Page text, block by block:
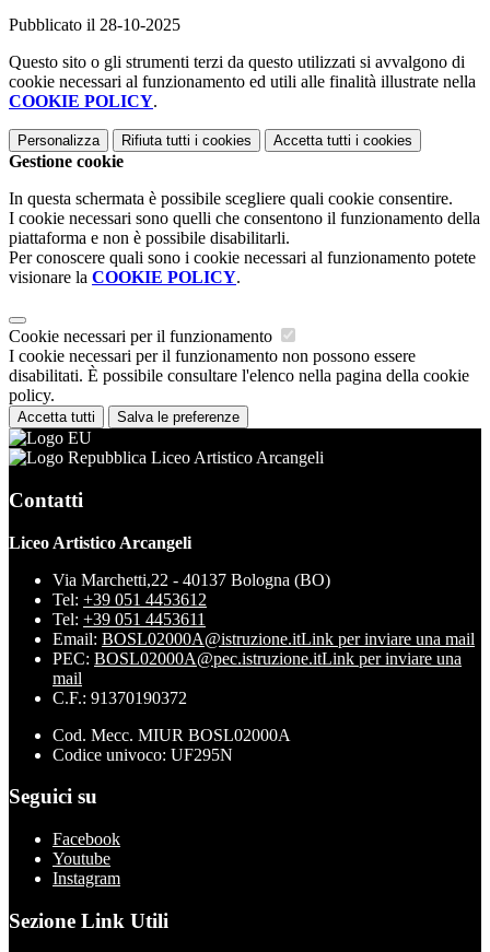
Pubblicato il 28-10-2025
Questo sito o gli strumenti terzi da questo utilizzati si avvalgono di
cookie necessari al funzionamento ed utili alle finalità illustrate nella
COOKIE POLICY.
Personalizza Rifiuta tutti i cookies Accetta tutti i cookies
Gestione cookie
In questa schermata è possibile scegliere quali cookie consentire.
I cookie necessari sono quelli che consentono il funzionamento della
piattaforma e non è possibile disabilitarli.
Per conoscere quali sono i cookie necessari al funzionamento potete
visionare la COOKIE POLICY.
Cookie necessari per il funzionamento
I cookie necessari per il funzionamento non possono essere
disabilitati. È possibile consultare l'elenco nella pagina della cookie
policy.
Accetta tutti Salva le preferenze
Liceo Artistico Arcangeli
Contatti
Liceo Artistico Arcangeli
Via Marchetti,22 - 40137 Bologna (BO)
Tel: +39 051 4453612
Tel: +39 051 4453611
Email: BOSL02000A@istruzione.itLink per inviare una mail
PEC: BOSL02000A@pec.istruzione.itLink per inviare una
mail
C.F.: 91370190372
Cod. Mecc. MIUR BOSL02000A
Codice univoco: UF295N
Seguici su
Facebook
Youtube
Instagram
Sezione Link Utili